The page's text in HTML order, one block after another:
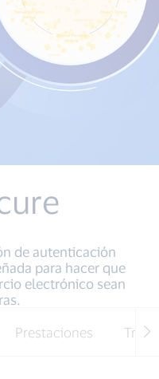
de autenticación
para hacer que
electrónico sean
Prestaciones